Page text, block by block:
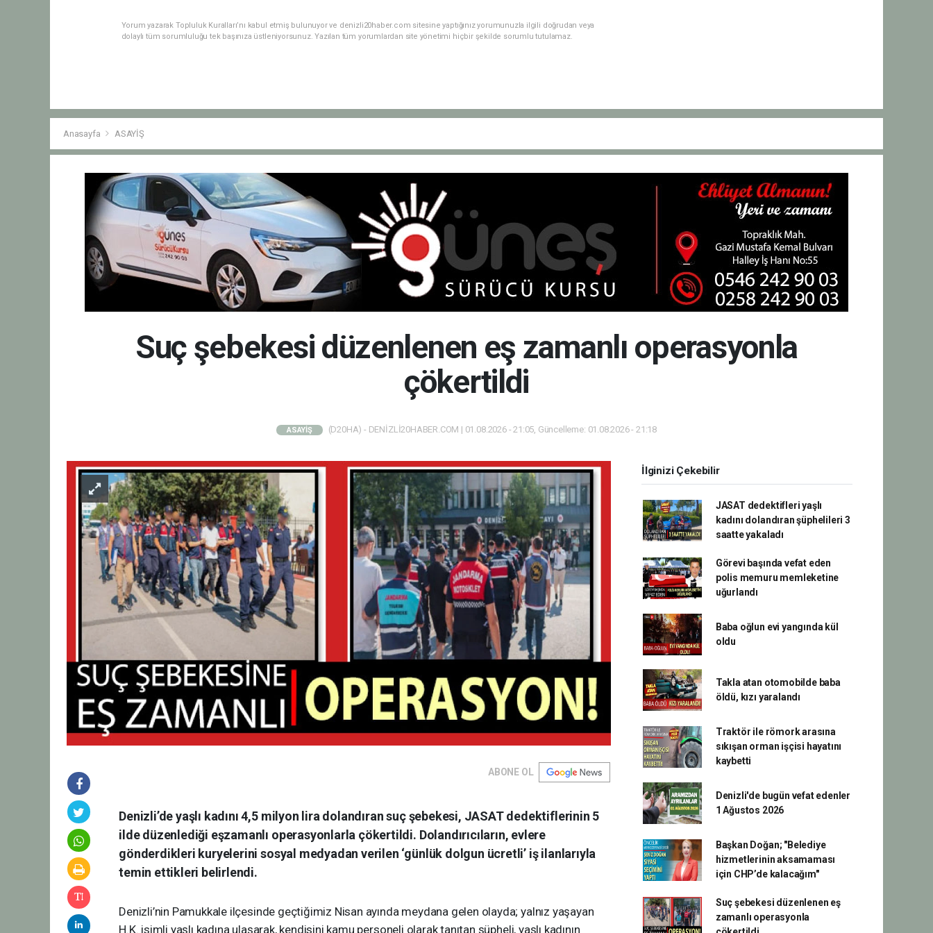
Yorum yazarak Topluluk Kuralları’nı kabul etmiş bulunuyor ve denizli20haber.com sitesine yaptığınız yorumunuzla ilgili doğrudan veya
dolaylı tüm sorumluluğu tek başınıza üstleniyorsunuz. Yazılan tüm yorumlardan site yönetimi hiçbir şekilde sorumlu tutulamaz.
Anasayfa ASAYİŞ
Suç şebekesi düzenlenen eş zamanlı operasyonla
çökertildi
ASAYİŞ (D20HA) - DENİZLİ20HABER.COM | 01.08.2026 - 21:05, Güncelleme: 01.08.2026 - 21:18
ABONE OL
Denizli’de yaşlı kadını 4,5 milyon lira dolandıran suç şebekesi, JASAT dedektiflerinin 5
ilde düzenlediği eşzamanlı operasyonlarla çökertildi. Dolandırıcıların, evlere
gönderdikleri kuryelerini sosyal medyadan verilen ‘günlük dolgun ücretli’ iş ilanlarıyla
temin ettikleri belirlendi.
Denizli’nin Pamukkale ilçesinde geçtiğimiz Nisan ayında meydana gelen olayda; yalnız yaşayan
H.K. isimli yaşlı kadına ulaşarak, kendisini kamu personeli olarak tanıtan şüpheli, yaşlı kadının
İlginizi Çekebilir
JASAT dedektifleri yaşlı
kadını dolandıran şüphelileri 3
saatte yakaladı
Görevi başında vefat eden
polis memuru memleketine
uğurlandı
Baba oğlun evi yangında kül
oldu
Takla atan otomobilde baba
öldü, kızı yaralandı
Traktör ile römork arasına
sıkışan orman işçisi hayatını
kaybetti
Denizli'de bugün vefat edenler
1 Ağustos 2026
Başkan Doğan; "Belediye
hizmetlerinin aksamaması
için CHP’de kalacağım"
Suç şebekesi düzenlenen eş
zamanlı operasyonla